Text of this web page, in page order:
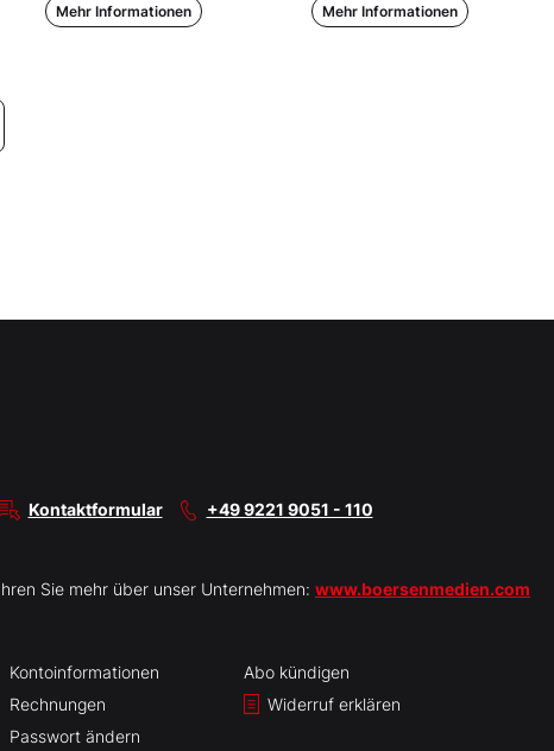
Mehr Informationen Mehr Informationen
Kontaktformular +49 9221 9051 - 110
Sie mehr über unser Unternehmen: www.boersenmedien.com
Kontoinformationen
Rechnungen
Passwort ändern
Abo kündigen
Widerruf erklären